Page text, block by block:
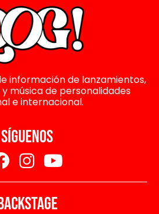
información de lanzamientos,
música de personalidades
e internacional.
SÍGUENOS